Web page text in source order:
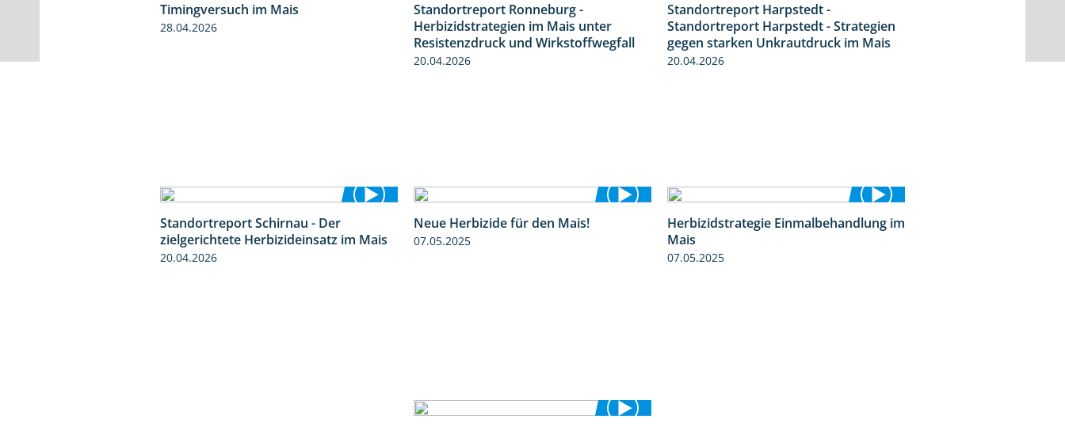
Timingversuch im Mais
28.04.2026
Standortreport Ronneburg -
Herbizidstrategien im Mais unter
Resistenzdruck und Wirkstoffwegfall
20.04.2026
Standortreport Harpstedt -
Standortreport Harpstedt - Strategien
gegen starken Unkrautdruck im Mais
20.04.2026
Standortreport Schirnau - Der
zielgerichtete Herbizideinsatz im Mais
20.04.2026
Neue Herbizide für den Mais!
07.05.2025
1:45
Herbizidstrategie Einmalbehandlung im
Mais
07.05.2025